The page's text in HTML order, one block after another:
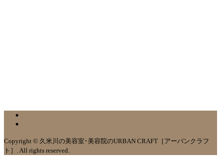
Copyright © 久米川の美容室･美容院のURBAN CRAFT［アーバンクラフ
ト］. All rights reserved.